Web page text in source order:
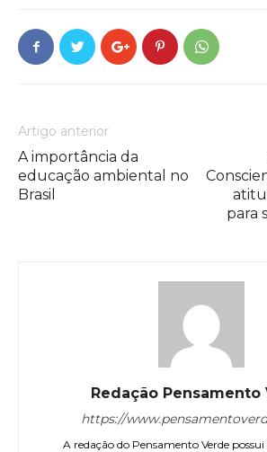
Artigo anterior
A importância da
educação ambiental no
Brasil
para
Redação Pensamento
https://
A redação do Pensamento Verde